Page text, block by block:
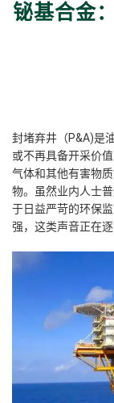
铋基合金
封堵弃井（P&A)是
或不再具备开采价
气体和其他有害物
物。虽然业内人士
于日益严苛的环保
强，这类声音正在逐